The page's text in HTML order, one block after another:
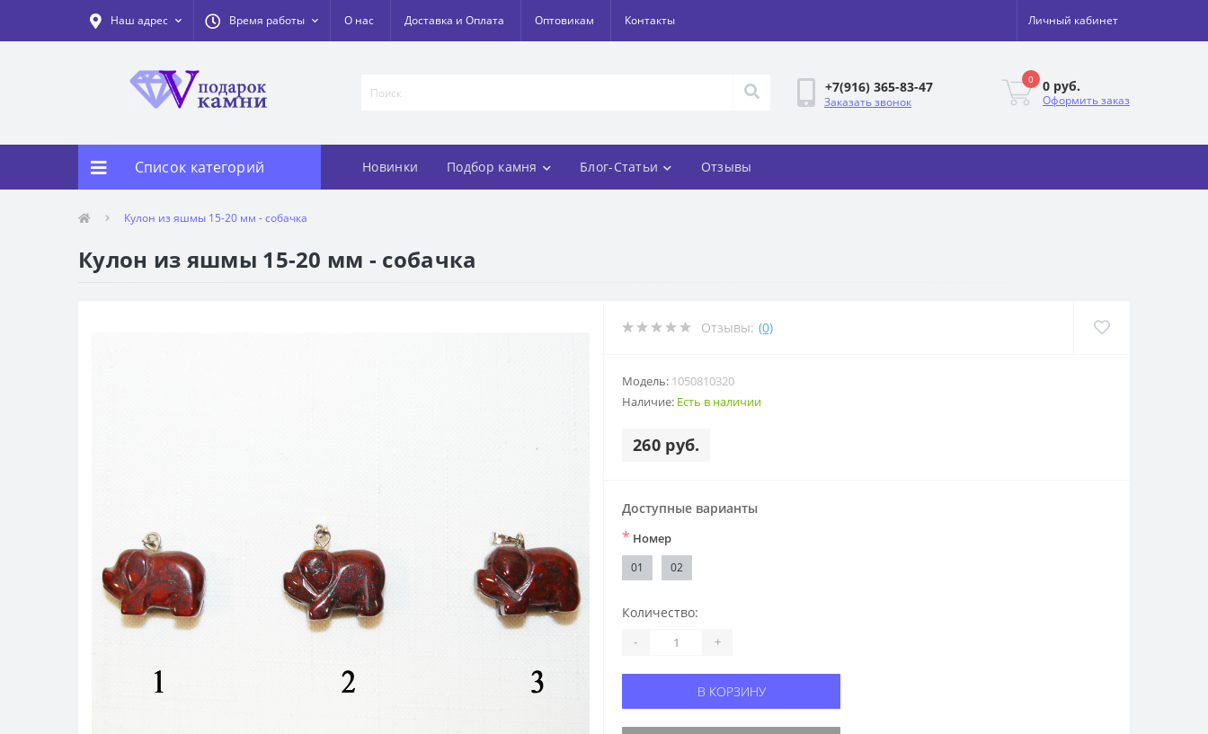
Наш адрес Время работы О нас Доставка и Оплата Оптовикам Контакты Личный кабинет
+7(916) 365-83-47
Заказать звонок
0 0 руб.
Оформить заказ
Список категорий Новинки Подбор камня Блог-Статьи Отзывы
Кулон из яшмы 15-20 мм - собачка
Кулон из яшмы 15-20 мм - собачка
Отзывы: (0)
Модель: 1050810320
Наличие: Есть в наличии
260 руб.
Доступные варианты
* Номер
01 02
Количество:
- +
В КОРЗИНУ